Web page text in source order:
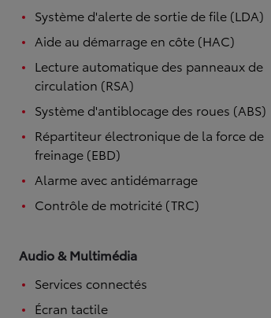
Système d'alerte de sortie de file (LDA)
Aide au démarrage en côte (HAC)
Lecture automatique des panneaux de
circulation (RSA)
Système d'antiblocage des roues (ABS)
Répartiteur électronique de la force de
freinage (EBD)
Alarme avec antidémarrage
Contrôle de motricité (TRC)
Audio & Multimédia
Services connectés
Écran tactile